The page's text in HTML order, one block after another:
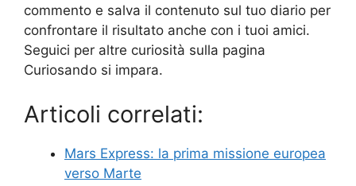
commento e salva il contenuto sul tuo diario per
confrontare il risultato anche con i tuoi amici.
Seguici per altre curiosità sulla pagina
Curiosando si impara.
Articoli correlati:
Mars Express: la prima missione europea
verso Marte